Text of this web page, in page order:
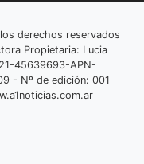
derechos reservados
Propietaria: Lucia
45639693-APN-
- Nº de edición: 001